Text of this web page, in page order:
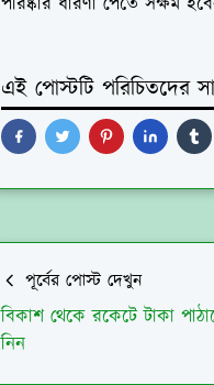
এই পোস্টটি পরিচিতদের
পূর্বের পোস্ট দেখুন
বিকাশ থেকে রকেটে টাকা
নিন